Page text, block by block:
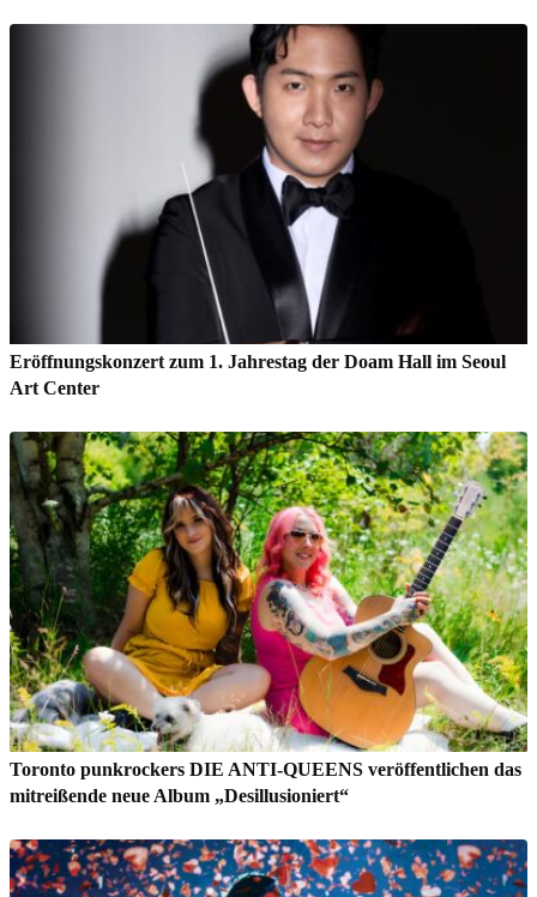
Eröffnungskonzert zum 1. Jahrestag der Doam Hall im Seoul
Art Center
Toronto punkrockers DIE ANTI-QUEENS veröffentlichen das
mitreißende neue Album „Desillusioniert“